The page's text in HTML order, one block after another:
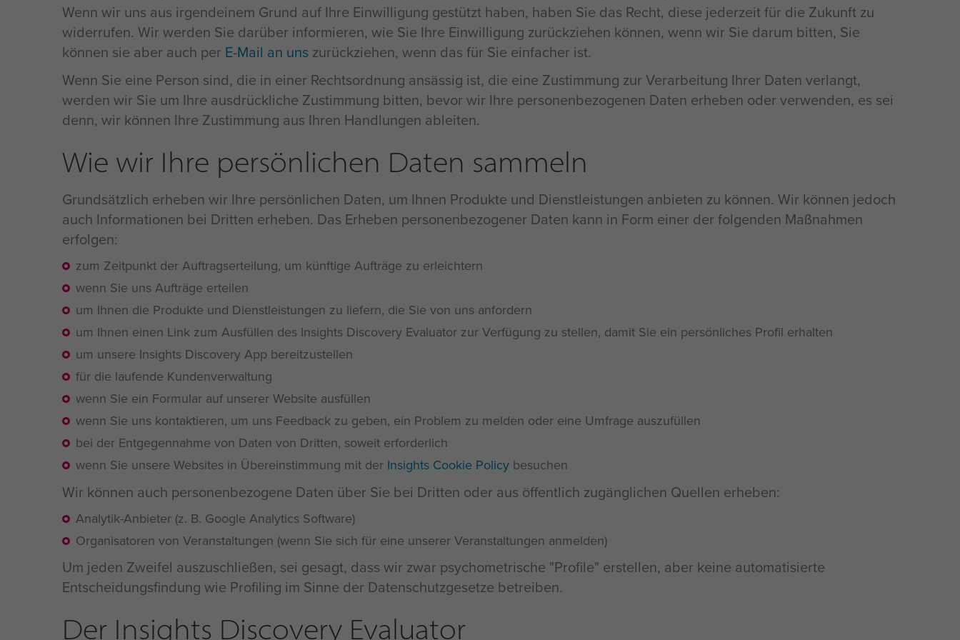
Wenn wir uns aus irgendeinem Grund auf Ihre Einwilligung gestützt haben, haben Sie das Recht, diese jederzeit für die Zukunft zu
widerrufen. Wir werden Sie darüber informieren, wie Sie Ihre Einwilligung zurückziehen können, wenn wir Sie darum bitten, Sie
können sie aber auch per E-Mail an uns zurückziehen, wenn das für Sie einfacher ist.
Wenn Sie eine Person sind, die in einer Rechtsordnung ansässig ist, die eine Zustimmung zur Verarbeitung Ihrer Daten verlangt,
werden wir Sie um Ihre ausdrückliche Zustimmung bitten, bevor wir Ihre personenbezogenen Daten erheben oder verwenden, es sei
denn, wir können Ihre Zustimmung aus Ihren Handlungen ableiten.
Wie wir Ihre persönlichen Daten sammeln
Grundsätzlich erheben wir Ihre persönlichen Daten, um Ihnen Produkte und Dienstleistungen anbieten zu können. Wir können jedoch
auch Informationen bei Dritten erheben. Das Erheben personenbezogener Daten kann in Form einer der folgenden Maßnahmen
erfolgen:
zum Zeitpunkt der Auftragserteilung, um künftige Aufträge zu erleichtern
wenn Sie uns Aufträge erteilen
um Ihnen die Produkte und Dienstleistungen zu liefern, die Sie von uns anfordern
um Ihnen einen Link zum Ausfüllen des Insights Discovery Evaluator zur Verfügung zu stellen, damit Sie ein persönliches Profil erhalten
um unsere Insights Discovery App bereitzustellen
für die laufende Kundenverwaltung
wenn Sie ein Formular auf unserer Website ausfüllen
wenn Sie uns kontaktieren, um uns Feedback zu geben, ein Problem zu melden oder eine Umfrage auszufüllen
bei der Entgegennahme von Daten von Dritten, soweit erforderlich
wenn Sie unsere Websites in Übereinstimmung mit der Insights Cookie Policy besuchen
Wir können auch personenbezogene Daten über Sie bei Dritten oder aus öffentlich zugänglichen Quellen erheben:
Analytik-Anbieter (z. B. Google Analytics Software)
Organisatoren von Veranstaltungen (wenn Sie sich für eine unserer Veranstaltungen anmelden)
Um jeden Zweifel auszuschließen, sei gesagt, dass wir zwar psychometrische "Profile" erstellen, aber keine automatisierte
Entscheidungsfindung wie Profiling im Sinne der Datenschutzgesetze betreiben.
Der Insights Discovery Evaluator